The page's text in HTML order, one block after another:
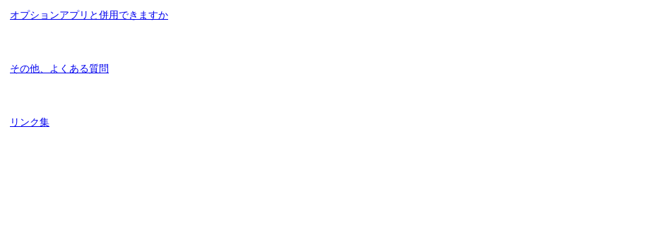
オプションアプリと併用できますか
その他、よくある質問
リンク集